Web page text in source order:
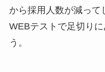
から採用人数が減って
WEBテストで足切り
う。